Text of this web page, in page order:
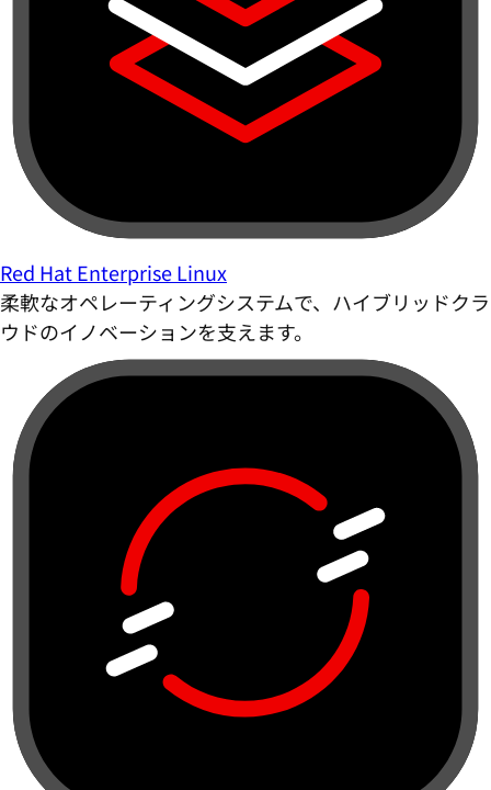
Red Hat Enterprise Linux
柔軟なオペレーティングシステムで、ハイブリッドクラ
ウドのイノベーションを支えます。